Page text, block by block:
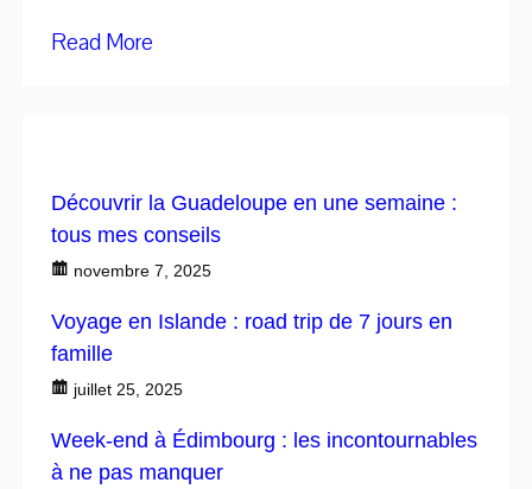
Read More
Découvrir la Guadeloupe en une semaine :
tous mes conseils
novembre 7, 2025
Voyage en Islande : road trip de 7 jours en
famille
juillet 25, 2025
Week-end à Édimbourg : les incontournables
à ne pas manquer